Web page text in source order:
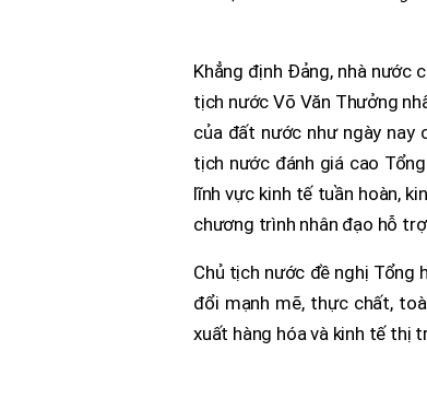
Khẳng định Đảng, nhà nước
tịch nước Võ Văn Thưởng
của đất nước như ngày nay
tịch nước đánh giá cao
lĩnh vực kinh tế tuần hoàn,
chương trình nhân đạo hỗ
Chủ tịch nước đề nghị Tổng
đổi mạnh mẽ, thực chất,
xuất hàng hóa và kinh tế thị